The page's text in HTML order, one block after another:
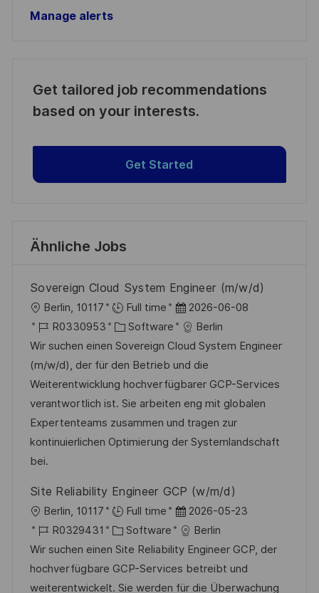
Manage alerts
Get tailored job recommendations
based on your interests.
Get Started
Ähnliche Jobs
Sovereign Cloud System Engineer (m/w/d)
O
r
t
Berlin, 10117 Full time
D
a
t
u
m
d
e
r
r
ö
f
e
2026-06-08
J
o
b
-
I
D
R0330953
K
a
t
e
g
o
r
Software
Berlin
Wir suchen einen Sovereign Cloud System Engineer
(m/w/d), der für den Betrieb und die
Weiterentwicklung hochverfügbarer GCP-Services
verantwortlich ist. Sie arbeiten eng mit globalen
Expertenteams zusammen und tragen zur
kontinuierlichen Optimierung der Systemlandschaft
bei.
Site Reliability Engineer GCP (w/m/d)
O
r
t
Berlin, 10117 Full time
D
a
t
u
m
2026-05-23
J
o
b
-
R0329431
K
a
t
e
Software
Berlin
Wir suchen einen Site Reliability Engineer GCP, der
hochverfügbare GCP-Services betreibt und
weiterentwickelt. Sie werden für die Überwachung